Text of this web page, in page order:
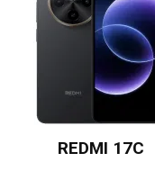
REDMI 17C